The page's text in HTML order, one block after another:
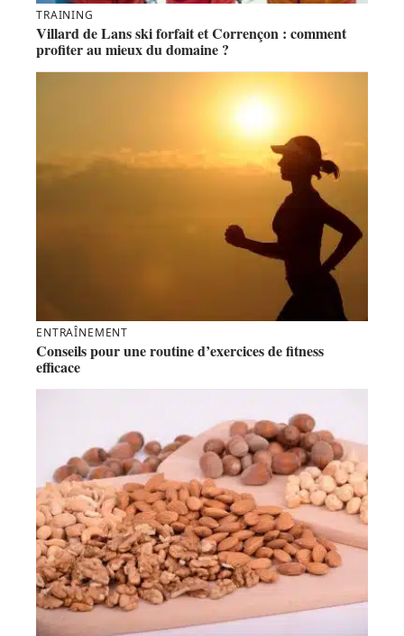
Villard de Lans ski forfait et Corrençon : comment
ENTRAÎNEMENT
Conseils pour une routine d’exercices de fitness
efficace